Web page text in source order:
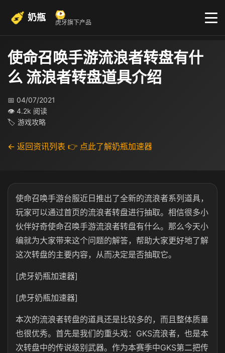
奶瓶 虎牙旗下产品
使命召唤手游流浪者转盘有什
么 流浪者转盘道具介绍
📅 04/07/2021
👁 4.2k 阅读
🏷 游戏攻略
← 返回资讯列表 👉 点此了解奶瓶加速器
使命召唤手游台服近日推出了全新的流浪者系列道具，
玩家可以通过首页的流浪者转盘进行抽取。相信很多小
伙伴好奇使命召唤手游流浪者转盘有什么。那么今天小
编就为大家带来这个问题的解答，帮助大家更好地了解
这次转盘的主要内容，从而决定是否抽取它。
[虎牙奶瓶加速器]
[虎牙奶瓶加速器]
本次的流浪者转盘的道具还是比较多的，而且整体质量
也很优秀。首先是我们的重头戏：GKS流浪者，也是本
次转盘中的传说级别武器。作为本赛季中GKS第二把传